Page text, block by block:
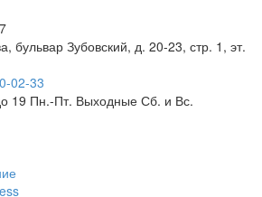
, бульвар Зубовский, д. 20-23, стр. 1, эт.
02-33
19 Пн.-Пт. Выходные Сб. и Вс.